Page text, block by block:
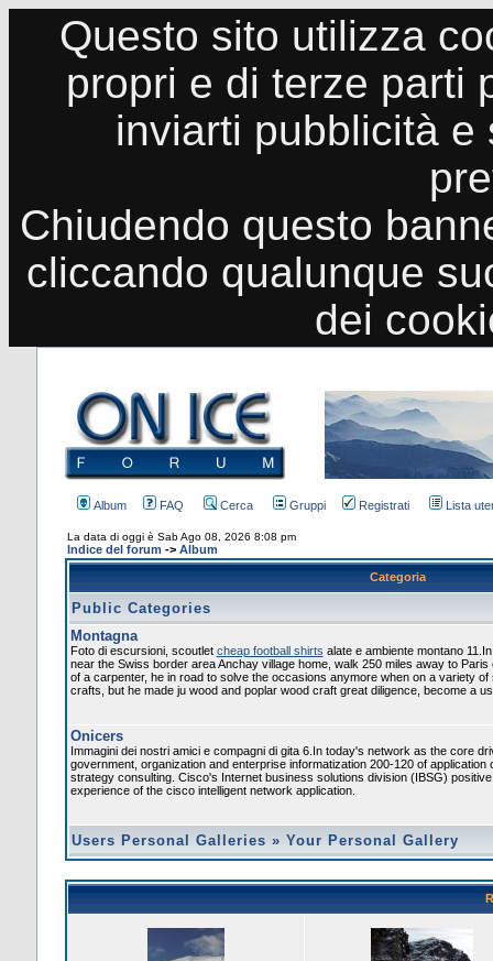
Questo sito utilizza
propri e di terze parti
inviarti pubblicità
Chiudendo questo
cliccando qualunque
dei
Album FAQ Cerca Gruppi Registrati Lista
La data di oggi è Sab Ago 08, 2026 8:08 pm
Indice del forum -> Album
Categoria
Public Categories
Montagna
Foto di escursioni, scoutlet cheap football shirts alate e ambiente montano
near the Swiss border area Anchay village home, walk 250 miles away to
of a carpenter, he in road to solve the occasions anymore when on a variety
crafts, but he made ju wood and poplar wood craft great diligence, become a
Onicers
Immagini dei nostri amici e compagni di gita 6.In today's network as the core
government, organization and enterprise informatization 200-120 of application
strategy consulting. Cisco's Internet business solutions division (IBSG)
experience of the cisco intelligent network application.
Users Personal Galleries » Your Personal Gallery